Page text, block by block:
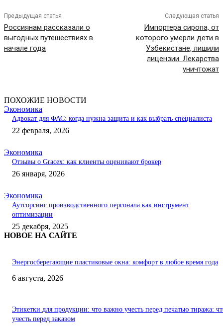
Предыдущая статья
Россиянам рассказали о
выгодных путешествиях в
начале года
Следующая статья
Импортера сиропа, от
которого умерли дети в
Узбекистане, лишили
лицензии. Лекарства
уничтожат
ПОХОЖИЕ НОВОСТИ
Экономика
Адвокат для ФАС: когда нужна защита и как выбрать специалиста
22 февраля, 2026
Экономика
Отзывы о Gracex: как клиенты оценивают брокер
26 января, 2026
Экономика
Аутсорсинг производственного персонала как инструмент
оптимизации
25 декабря, 2025
НОВОЕ НА САЙТЕ
Энергосберегающие пластиковые окна: комфорт в любое время года
6 августа, 2026
Этикетки для продукции: что важно учесть перед печатью тиража:
учесть перед заказом